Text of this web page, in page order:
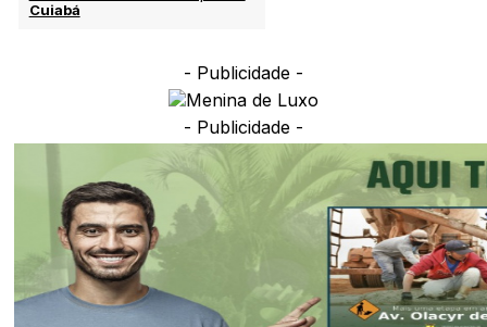
Cuiabá
- Publicidade -
- Publicidade -